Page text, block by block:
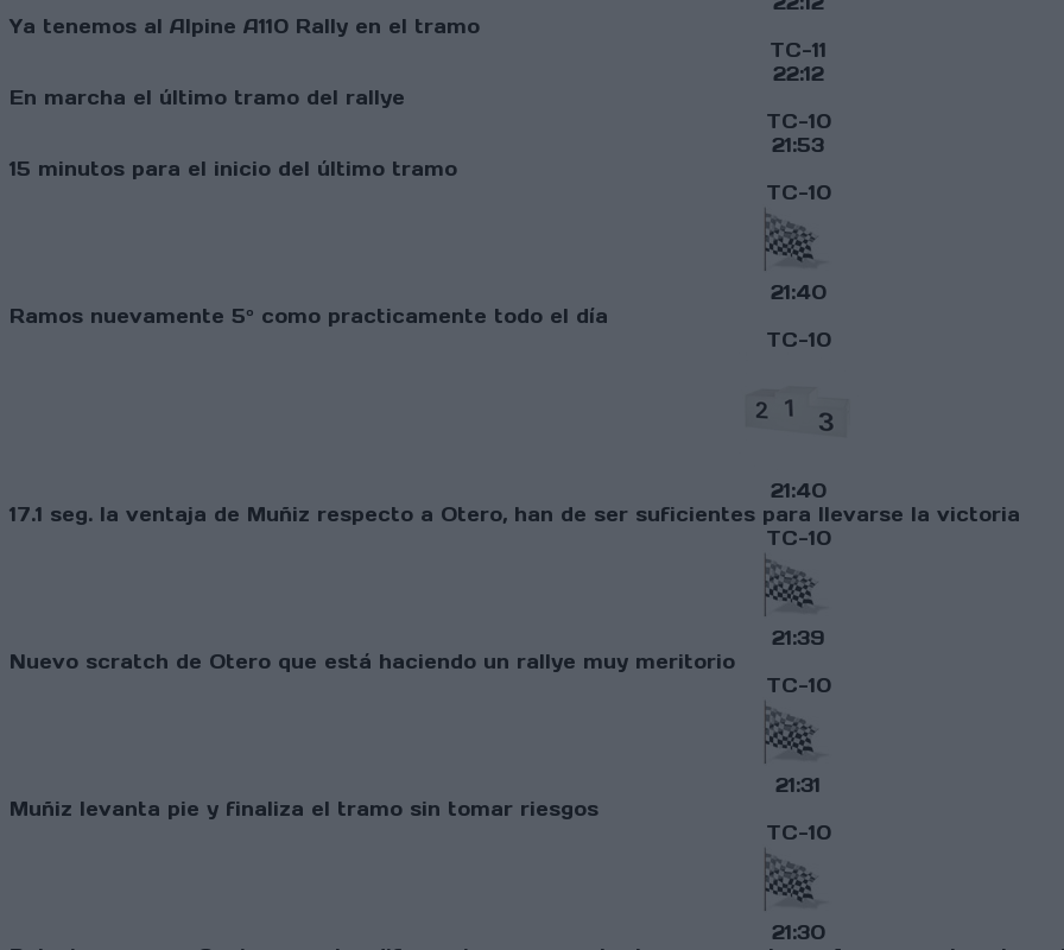
Ya tenemos al Alpine A110 Rally en el tramo
TC-11
22:12
En marcha el último tramo del rallye
TC-10
21:53
15 minutos para el inicio del último tramo
TC-10
21:40
Ramos nuevamente 5º como practicamente todo el día
TC-10
21:40
17.1 seg. la ventaja de Muñiz respecto a Otero, han de ser suficientes para llevarse la victoria
TC-10
21:39
Nuevo scratch de Otero que está haciendo un rallye muy meritorio
TC-10
21:31
Muñiz levanta pie y finaliza el tramo sin tomar riesgos
TC-10
21:30